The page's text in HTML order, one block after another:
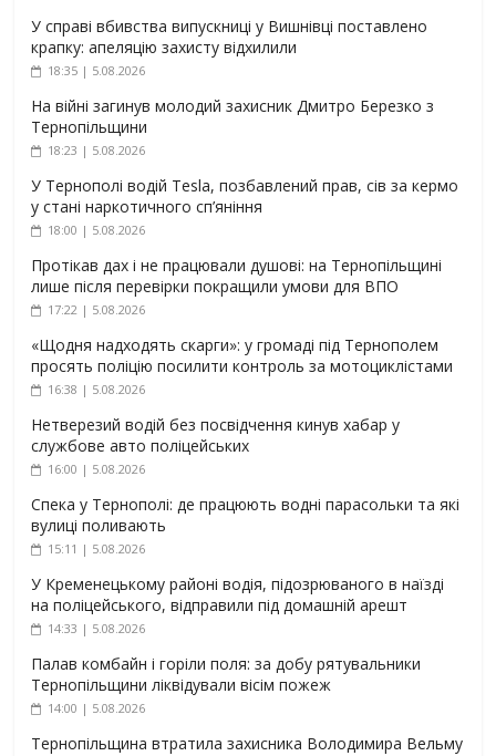
У справі вбивства випускниці у Вишнівці поставлено
крапку: апеляцію захисту відхилили
18:35 | 5.08.2026
На війні загинув молодий захисник Дмитро Березко з
Тернопільщини
18:23 | 5.08.2026
У Тернополі водій Tesla, позбавлений прав, сів за кермо
у стані наркотичного сп’яніння
18:00 | 5.08.2026
Протікав дах і не працювали душові: на Тернопільщині
лише після перевірки покращили умови для ВПО
17:22 | 5.08.2026
«Щодня надходять скарги»: у громаді під Тернополем
просять поліцію посилити контроль за мотоциклістами
16:38 | 5.08.2026
Нетверезий водій без посвідчення кинув хабар у
службове авто поліцейських
16:00 | 5.08.2026
Спека у Тернополі: де працюють водні парасольки та які
вулиці поливають
15:11 | 5.08.2026
У Кременецькому районі водія, підозрюваного в наїзді
на поліцейського, відправили під домашній арешт
14:33 | 5.08.2026
Палав комбайн і горіли поля: за добу рятувальники
Тернопільщини ліквідували вісім пожеж
14:00 | 5.08.2026
Тернопільщина втратила захисника Володимира Вельму